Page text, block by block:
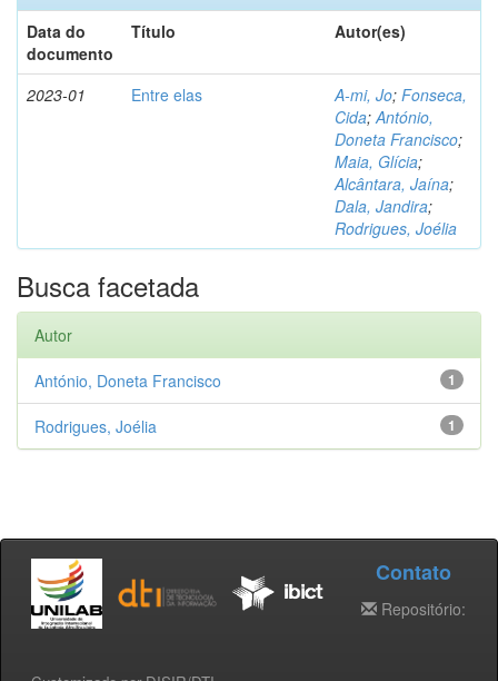
Data do
documento
Título Autor(es)
2023-01 Entre elas A-mi, Jo; Fonseca,
Cida;António,
Doneta Francisco;
Maia, Glícia;
Alcântara, Jaína;
Dala, Jandira;
Rodrigues, Joélia
Busca facetada
Autor
1
António, Doneta Francisco
1
Rodrigues, Joélia
Contato
Repositório: